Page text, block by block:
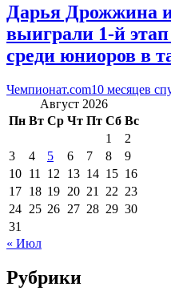
Дарья Дрожжина
выиграли 1-й
среди юниоров в
Чемпионат.com10 месяцев
Август 2026
Пн Вт Ср Чт Пт Сб Вс
1
2
3
4 5 6 7 8
9
10 11 12 13 14 15 16
17 18 19 20 21 22 23
24 25 26 27 28 29 30
31
« Июл
Рубрики